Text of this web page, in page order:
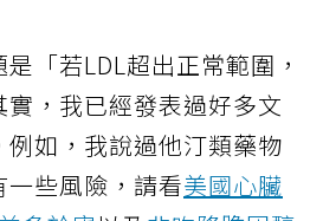
「若LDL超出正常範圍，
，我已經發表過好多文
如，我說過他汀類藥物
些風險，請看美國心臟